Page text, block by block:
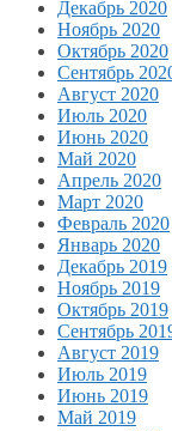
Декабрь 2020
Ноябрь 2020
Октябрь 2020
Сентябрь
Август 2020
Июль 2020
Июнь 2020
Май 2020
Апрель 2020
Март 2020
Февраль 2020
Январь 2020
Декабрь 2019
Ноябрь 2019
Октябрь 2019
Сентябрь
Август 2019
Июль 2019
Июнь 2019
Май 2019